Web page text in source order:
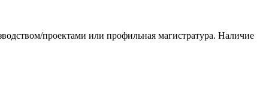
проектами или профильная магистратура. Наличие